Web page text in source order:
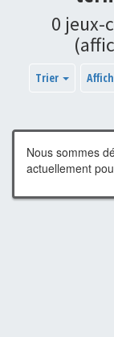
0 jeux-
Trier
Nous sommes
actuellement